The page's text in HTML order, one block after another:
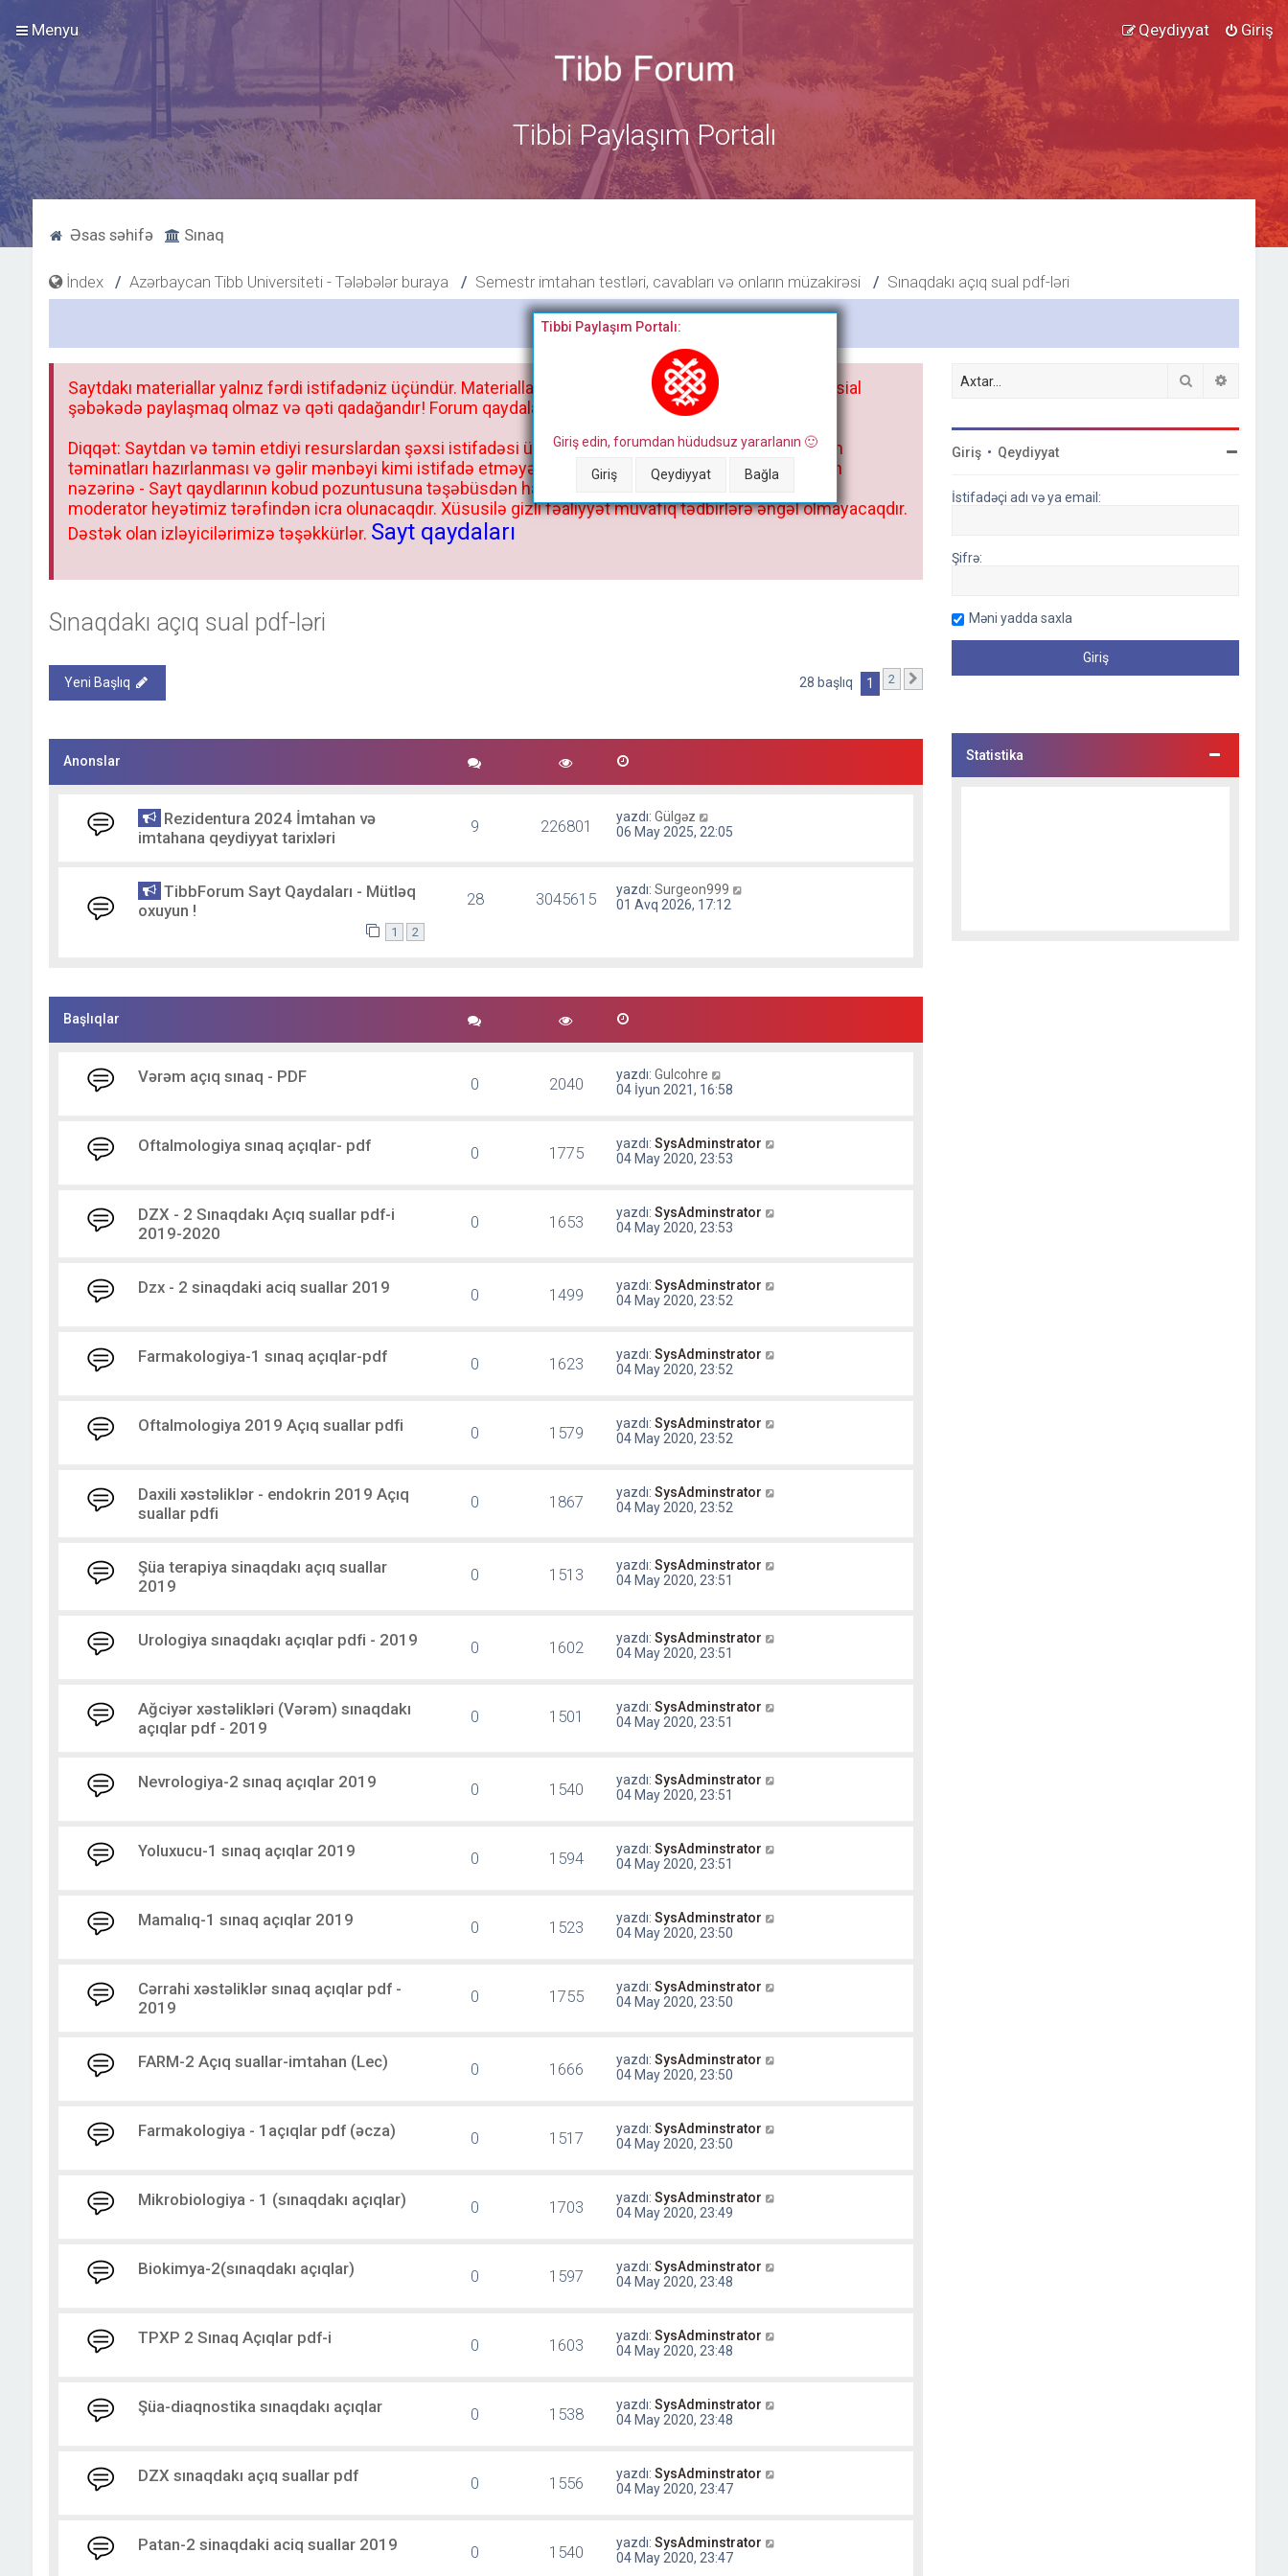
Menyu Giriş
Qeydiyyat
Tibbi Paylaşım Portalı
Əsas səhifə Sınaq
İndex Azərbaycan Tibb Universiteti - Tələbələr buraya Semestr imtahan testləri, cavabları və onların müzakirəsi Sınaqdakı açıq sual pdf-ləri
Bitdi
Tibbi Paylaşım Portalı:
Giriş edin, forumdan hüdudsuz yararlanın 🙂
Giriş Qeydiyyat Bağla
Saytdakı materiallar yalnız fərdi istifadəniz üçündür. Materialları istisnasız heç bir qrupda, saytda və sosial
şəbəkədə paylaşmaq olmaz və qəti qadağandır! Forum qaydaları ilə mütləq tanış olun:
Diqqət: Saytdan və təmin etdiyi resurslardan şəxsi istifadəsi üçün deyil, kənar niyyətlər, xüsusi proqram
təminatları hazırlanması və gəlir mənbəyi kimi istifadə etməyə cəhd göstərənlərin və istifadə edənlərin
nəzərinə - Sayt qaydlarının kobud pozuntusuna təşəbüsdən haqqınızda bütün müvafiq tədbirlər böyük
moderator heyətimiz tərəfindən icra olunacaqdır. Xüsusilə gizli fəaliyyət müvafiq tədbirlərə əngəl olmayacaqdır.
Dəstək olan izləyicilərimizə təşəkkürlər. Sayt qaydaları
Sınaqdakı açıq sual pdf-ləri
Yeni Başlıq 28 başlıq 1 2 Sonrakı
Anonslar
Rezidentura 2024 İmtahan və
imtahana qeydiyyat tarixləri
9 226801 yazdı:Gülgəz
06 May 2025, 22:05
TibbForum Sayt Qaydaları - Mütləq
oxuyun !
1 2
28 3045615 yazdı:Surgeon999
01 Avq 2026, 17:12
Başlıqlar
Vərəm açıq sınaq - PDF 0 2040 yazdı:Gulcohre
04 İyun 2021, 16:58
Oftalmologiya sınaq açıqlar- pdf 0 1775 yazdı:SysAdminstrator
04 May 2020, 23:53
DZX - 2 Sınaqdakı Açıq suallar pdf-i
2019-2020
0 1653 yazdı:SysAdminstrator
04 May 2020, 23:53
Dzx - 2 sinaqdaki aciq suallar 2019 0 1499 yazdı:SysAdminstrator
04 May 2020, 23:52
Farmakologiya-1 sınaq açıqlar-pdf 0 1623 yazdı:SysAdminstrator
04 May 2020, 23:52
Oftalmologiya 2019 Açıq suallar pdfi 0 1579 yazdı:SysAdminstrator
04 May 2020, 23:52
Daxili xəstəliklər - endokrin 2019 Açıq
suallar pdfi
0 1867 yazdı:SysAdminstrator
04 May 2020, 23:52
Şüa terapiya sinaqdakı açıq suallar
2019
0 1513 yazdı:SysAdminstrator
04 May 2020, 23:51
Urologiya sınaqdakı açıqlar pdfi - 2019 0 1602 yazdı:SysAdminstrator
04 May 2020, 23:51
Ağciyər xəstəlikləri (Vərəm) sınaqdakı
açıqlar pdf - 2019
0 1501 yazdı:SysAdminstrator
04 May 2020, 23:51
Nevrologiya-2 sınaq açıqlar 2019 0 1540 yazdı:SysAdminstrator
04 May 2020, 23:51
Yoluxucu-1 sınaq açıqlar 2019 0 1594 yazdı:SysAdminstrator
04 May 2020, 23:51
Mamalıq-1 sınaq açıqlar 2019 0 1523 yazdı:SysAdminstrator
04 May 2020, 23:50
Cərrahi xəstəliklər sınaq açıqlar pdf -
2019
0 1755 yazdı:SysAdminstrator
04 May 2020, 23:50
FARM-2 Açıq suallar-imtahan (Lec) 0 1666 yazdı:SysAdminstrator
04 May 2020, 23:50
Farmakologiya - 1açıqlar pdf (əcza) 0 1517 yazdı:SysAdminstrator
04 May 2020, 23:50
Mikrobiologiya - 1 (sınaqdakı açıqlar) 0 1703 yazdı:SysAdminstrator
04 May 2020, 23:49
Biokimya-2(sınaqdakı açıqlar) 0 1597 yazdı:SysAdminstrator
04 May 2020, 23:48
TPXP 2 Sınaq Açıqlar pdf-i 0 1603 yazdı:SysAdminstrator
04 May 2020, 23:48
Şüa-diaqnostika sınaqdakı açıqlar 0 1538 yazdı:SysAdminstrator
04 May 2020, 23:48
DZX sınaqdakı açıq suallar pdf 0 1556 yazdı:SysAdminstrator
04 May 2020, 23:47
Patan-2 sinaqdaki aciq suallar 2019 0 1540 yazdı:SysAdminstrator
04 May 2020, 23:47
Axtar
Giriş • Qeydiyyat
İstifadəçi adı və ya email:
Şifrə:
Məni yadda saxla
Statistika